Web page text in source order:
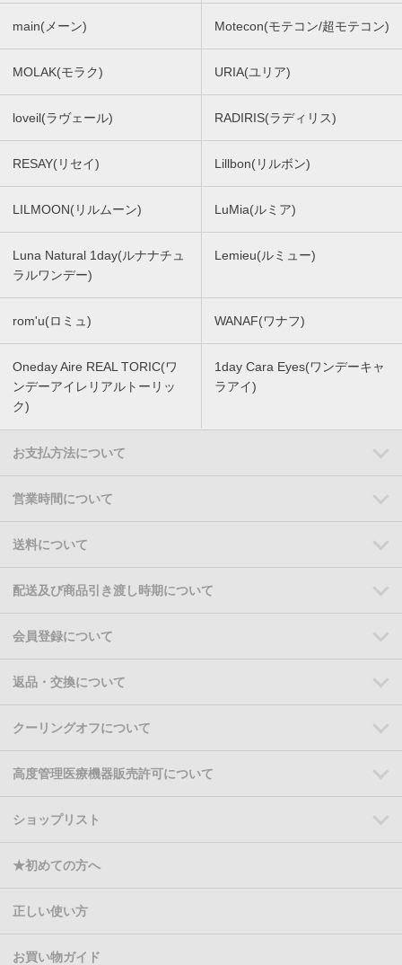
main(メーン) Motecon(モテコン/超モテコン)
MOLAK(モラク) URIA(ユリア)
loveil(ラヴェール) RADIRIS(ラディリス)
RESAY(リセイ) Lillbon(リルボン)
LILMOON(リルムーン) LuMia(ルミア)
Luna Natural 1day(ルナナチュ
ラルワンデー)
Lemieu(ルミュー)
rom'u(ロミュ) WANAF(ワナフ)
Oneday Aire REAL TORIC(ワ
ンデーアイレリアルトーリッ
ク)
1day Cara Eyes(ワンデーキャ
ラアイ)
お支払方法について
営業時間について
送料について
配送及び商品引き渡し時期について
会員登録について
返品・交換について
クーリングオフについて
高度管理医療機器販売許可について
ショップリスト
★初めての方へ
正しい使い方
お買い物ガイド